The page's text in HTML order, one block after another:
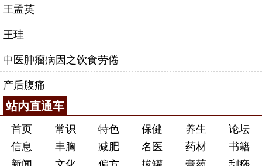
王孟英
王珪
中医肿瘤病因之饮食劳倦
产后腹痛
站内直通车
首页 常识 特色 保健 养生
论坛
信息
丰胸 减肥 名医 药材
书籍